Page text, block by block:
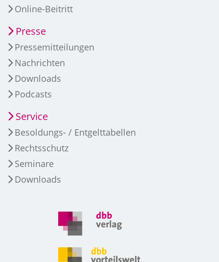
Online-Beitritt
Presse
Pressemitteilungen
Nachrichten
Downloads
Podcasts
Service
Besoldungs- / Entgelttabellen
Rechtsschutz
Seminare
Downloads